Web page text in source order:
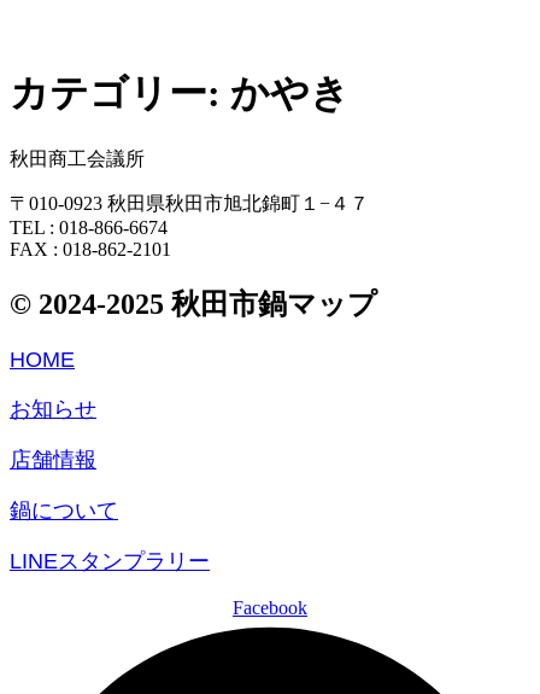
カテゴリー: かやき
秋田商工会議所
〒010-0923 秋田県秋田市旭北錦町１−４７
TEL : 018-866-6674
FAX : 018-862-2101
© 2024-2025 秋田市鍋マップ
HOME
お知らせ
店舗情報
鍋について
LINEスタンプラリー
Facebook